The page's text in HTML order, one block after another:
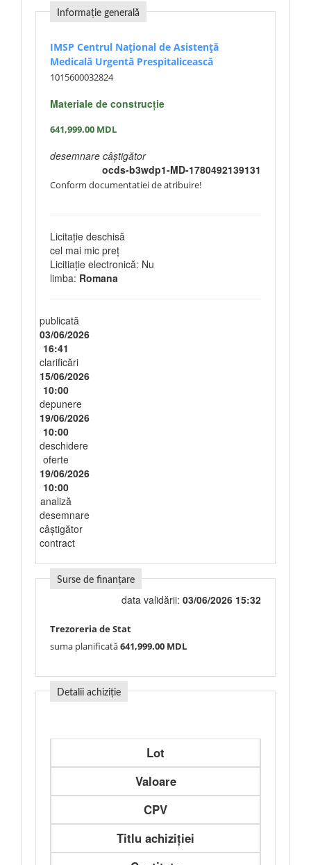
Informație generală
IMSP Centrul Național de Asistență
Medicală Urgentă Prespitalicească
1015600032824
Materiale de construcție
641,999.00 MDL
desemnare câștigător
ocds-b3wdp1-MD-1780492139131
Conform documentatiei de atribuire!
Licitație deschisă
cel mai mic preț
Licitiație electronică: Nu
limba: Romana
publicată
03/06/2026
16:41
clarificări
15/06/2026
10:00
depunere
19/06/2026
10:00
deschidere
oferte
19/06/2026
10:00
analiză
desemnare
câștigător
contract
Surse de finanțare
data validării: 03/06/2026 15:32
Trezoreria de Stat
suma planificată641,999.00 MDL
Detalii achiziție
Lot
Valoare
CPV
Titlu achiziției